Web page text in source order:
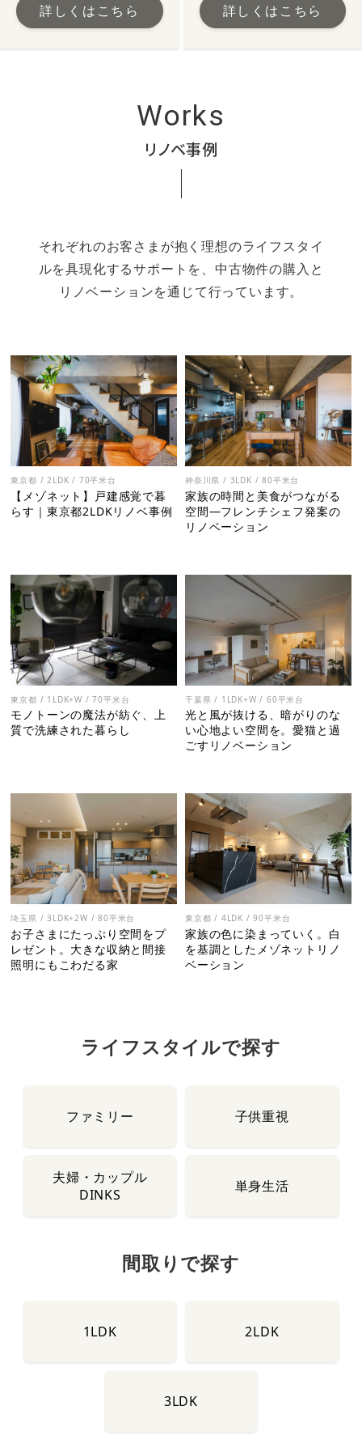
詳しくはこちら 詳しくはこちら
Works
リノベ事例
それぞれのお客さまが抱く理想のライフスタイ
ルを具現化するサポートを、 中古物件の購入と
リノベーションを通じて行っています。
東京都 / 2LDK / 70平米台
【メゾネット】戸建感覚で暮
らす｜東京都2LDKリノベ事例
神奈川県 / 3LDK / 80平米台
家族の時間と美食がつながる
空間―フレンチシェフ発案の
リノベーション
東京都 / 1LDK+W / 70平米台
モノトーンの魔法が紡ぐ、上
質で洗練された暮らし
千葉県 / 1LDK+W / 60平米台
光と風が抜ける、暗がりのな
い心地よい空間を。愛猫と過
ごすリノベーション
埼玉県 / 3LDK+2W / 80平米台
お子さまにたっぷり空間をプ
レゼント。大きな収納と間接
照明にもこわだる家
東京都 / 4LDK / 90平米台
家族の色に染まっていく。白
を基調としたメゾネットリノ
ベーション
ライフスタイルで探す
ファミリー 子供重視
夫婦・カップル
DINKS
単身生活
間取りで探す
1LDK 2LDK
3LDK